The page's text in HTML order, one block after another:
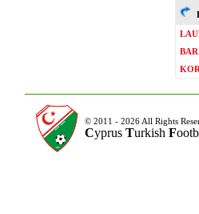
© 2011 - 2026 All Rights
Cyprus Turkish F